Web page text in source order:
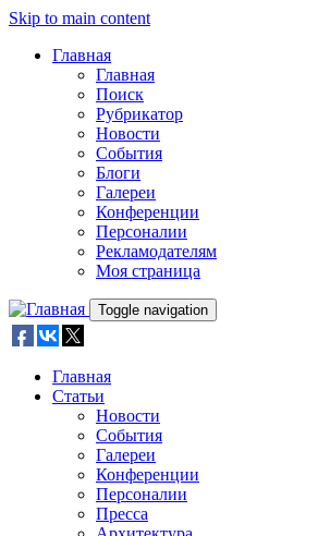
Skip to main content
Главная
Главная
Поиск
Рубрикатор
Новости
События
Блоги
Галереи
Конференции
Персоналии
Рекламодателям
Моя страница
Toggle navigation
Главная
Статьи
Новости
События
Галереи
Конференции
Персоналии
Пресса